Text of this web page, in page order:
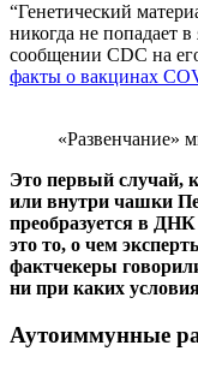
“Генетический
никогда не попадает
сообщении CDC на
факты о вакцинах
«Развенчание»
Это первый случай,
или внутри чашки
преобразуется в
это то, о чем
фактчекеры
ни при каких
Аутоиммунные